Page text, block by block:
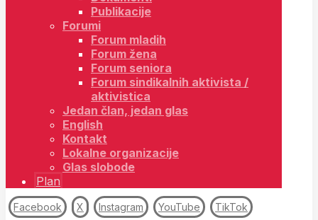
Publikacije
Forumi
Forum mladih
Forum žena
Forum seniora
Forum sindikalnih aktivista /
aktivistica
Jedan član, jedan glas
English
Kontakt
Lokalne organizacije
Glas slobode
Plan
Facebook X Instagram YouTube TikTok